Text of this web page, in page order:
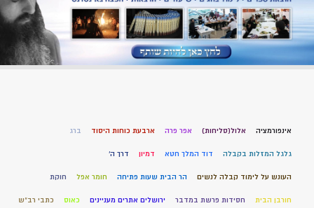
אינפורמציה אלול(סליחות) אפר פרה ארבעת כוחות היסוד ברג
גלגל המזלות בקבלה דוד המלך חטא דמיון דרך ה'
העונש על לימוד קבלה לנשים הר הבית שעות פתיחה חומר אפל חוקת
חורבן הבית חסידות פרשת במדבר ירושלים אתרים מעניינים כאוס כתבי רב"ש